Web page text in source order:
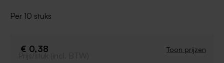
of een leuke sluitzegel voor een compleet geheel.
Per 10 stuks
€ 0,38 Toon prijzen
Prijs/stuk (incl. BTW)